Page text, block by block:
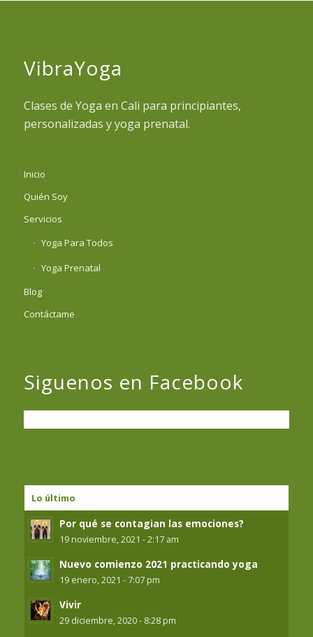
VibraYoga
Clases de Yoga en Cali para principiantes,
personalizadas y yoga prenatal.
Inicio
Quién Soy
Servicios
Yoga Para Todos
Yoga Prenatal
Blog
Contáctame
Siguenos en Facebook
Lo último
Por qué se contagian las emociones?
19 noviembre, 2021 - 2:17 am
Nuevo comienzo 2021 practicando yoga
19 enero, 2021 - 7:07 pm
Vivir
29 diciembre, 2020 - 8:28 pm